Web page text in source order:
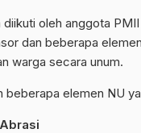
diikuti oleh anggota
dan beberapa
warga secara unum.
beberapa elemen NU